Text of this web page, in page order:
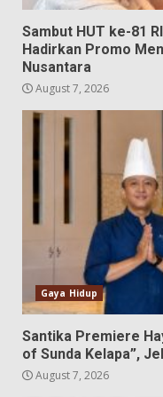
Sambut HUT ke-81
Hadirkan Promo
Nusantara
August 7, 2026
Gaya Hidup
Santika Premiere
of Sunda Kelapa”,
August 7, 2026